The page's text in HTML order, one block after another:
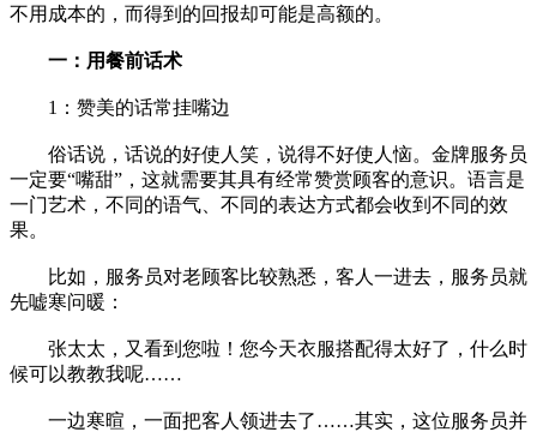
不用成本的，而得到的回报却可能是高额的。
一：用餐前话术
1：赞美的话常挂嘴边
俗话说，话说的好使人笑，说得不好使人恼。金牌服务员
一定要“嘴甜”，这就需要其具有经常赞赏顾客的意识。语言是
一门艺术，不同的语气、不同的表达方式都会收到不同的效
果。
比如，服务员对老顾客比较熟悉，客人一进去，服务员就
先嘘寒问暖：
张太太，又看到您啦！您今天衣服搭配得太好了，什么时
候可以教教我呢……
一边寒暄，一面把客人领进去了……其实，这位服务员并